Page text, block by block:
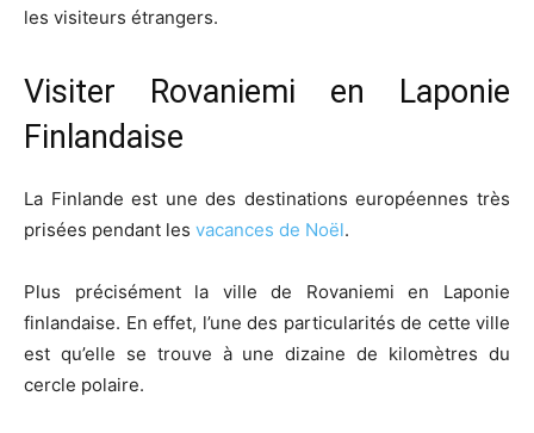
les visiteurs étrangers.
Visiter Rovaniemi en Laponie
Finlandaise
La Finlande est une des destinations européennes très
prisées pendant les vacances de Noël.
Plus précisément la ville de Rovaniemi en Laponie
finlandaise. En effet, l’une des particularités de cette ville
est qu’elle se trouve à une dizaine de kilomètres du
cercle polaire.